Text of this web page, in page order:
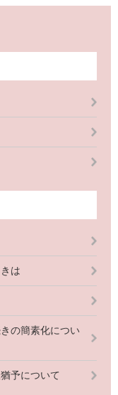
は
の簡素化につい
予について